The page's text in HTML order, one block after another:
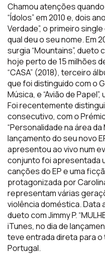
Chamou atenções
“Ídolos” em 2010 e, dois
Verdade”, o primeiro
qual deu o seu nome. Em
surgia “Mountains”, dueto
hoje perto de 15 milhões
“CASA” (2018), terceiro
que foi distinguido com o
Música, e “Avião de
Foi recentemente
consecutivo, com o
“Personalidade na área da
lançamento do seu novo
apresentou ao vivo num
conjunto foi apresentada
canções do EP e uma
protagonizada por
representam várias
violência doméstica. Data
dueto com Jimmy P.
iTunes, no dia de
teve entrada direta para o
Portugal.